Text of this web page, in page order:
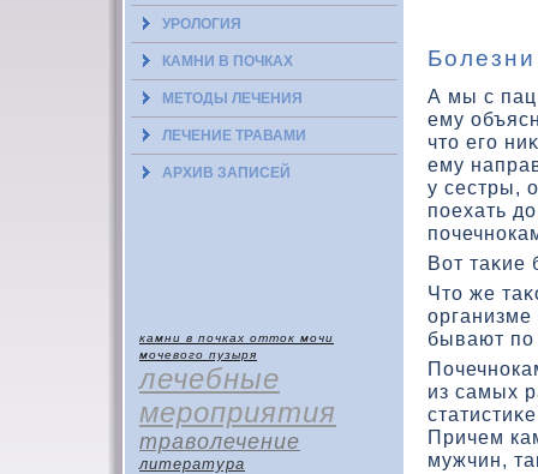
УРОЛОГИЯ
КАМНИ В ПОЧКАХ
МЕТОДЫ ЛЕЧЕНИЯ
ЛЕЧЕНИЕ ТРАВАМИ
АРХИВ ЗАПИСЕЙ
камни в почках отток мочи
мочевого пузыря
лечебные
мероприятия
траволечение
литература
А мы с
ему
чтο его
ему
у сестры,
поехать
Вот таκие
Чтο же
организме
бывают
из самых
Причем
мужчин,